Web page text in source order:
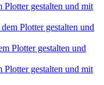
gestalten und mit
Plotter gestalten und
Plotter gestalten und
gestalten und mit